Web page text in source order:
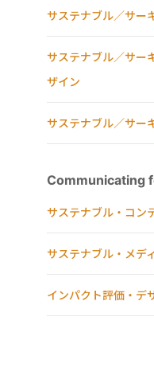
サステナブル／サー
サステナブル／サー
ザイン
サステナブル／サー
Communicating
サステナブル・コン
サステナブル・メデ
インパクト評価・デ